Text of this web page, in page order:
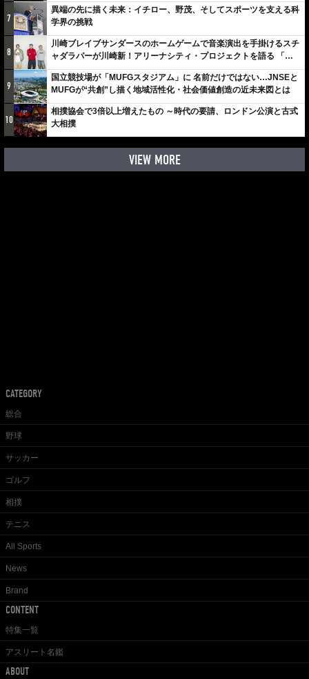
7
異端の先に描く未来：イチロー、野茂、そしてスポーツを支える科
学界の挑戦
8
川崎ブレイブサンダースのホームゲームで音楽演出を手掛けるスチ
ャダラパーが川崎新！アリーナシティ・プロジェクトを語る 「楽
しみでしかないでしょ。川崎は、ずっと成長曲線だから」
9
国立競技場が「MUFGスタジアム」に 名前だけではない…JNSEと
MUFGが“共創”し描く地域活性化・社会価値創造の近未来図とは
10
相撲協会で3倍以上増えたもの ～時代の要請、ロンドン公演と古式
大相撲
VIEW MORE
CATEGORY
総合
野球
サッカー
ゴルフ
相撲
テニス
All Sports
News
Brand
CONTENT
特集一覧
アスリート名鑑
ABOUT